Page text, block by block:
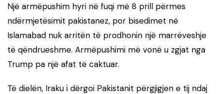
Një armëpushim hyri në fuqi më 8 prill përmes
ndërmjetësimit pakistanez, por bisedimet në
Islamabad nuk arritën të prodhonin një marrëveshje
të qëndrueshme. Armëpushimi më vonë u zgjat nga
Trump pa një afat të caktuar.
Të dielën, Iraku i dërgoi Pakistanit përgjigjen e tij ndaj